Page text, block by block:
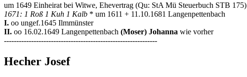
um 1649 Einheirat bei Witwe, Ehevertrag (Qu: StA Mü Steuerbuch STB 175)
1671: 1 Roß 1 Kuh 1 Kalb * um 1611 + 11.10.1681 Langenpettenbach
I. oo ungef.1645 Ilmmünster
II. oo 16.02.1649 Langenpettenbach (Moser) Johanna wie vorher
--------------------------------------------------------------
Hecher Josef